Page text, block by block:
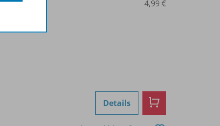
4,99 €
Details